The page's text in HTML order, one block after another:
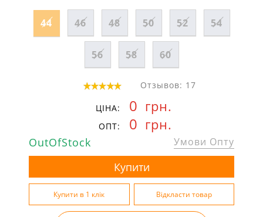
44 46 48 50 52 54
56 58 60
Отзывов: 17
ЦІНА: 0 грн.
ОПТ: 0 грн.
OutOfStock Умови Опту